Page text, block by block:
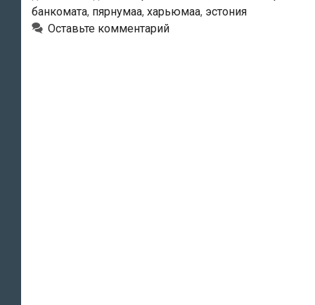
Молдовы
предстанут
банкомата, пярнумаа, харьюмаа, эстония
Оставьте комментарий